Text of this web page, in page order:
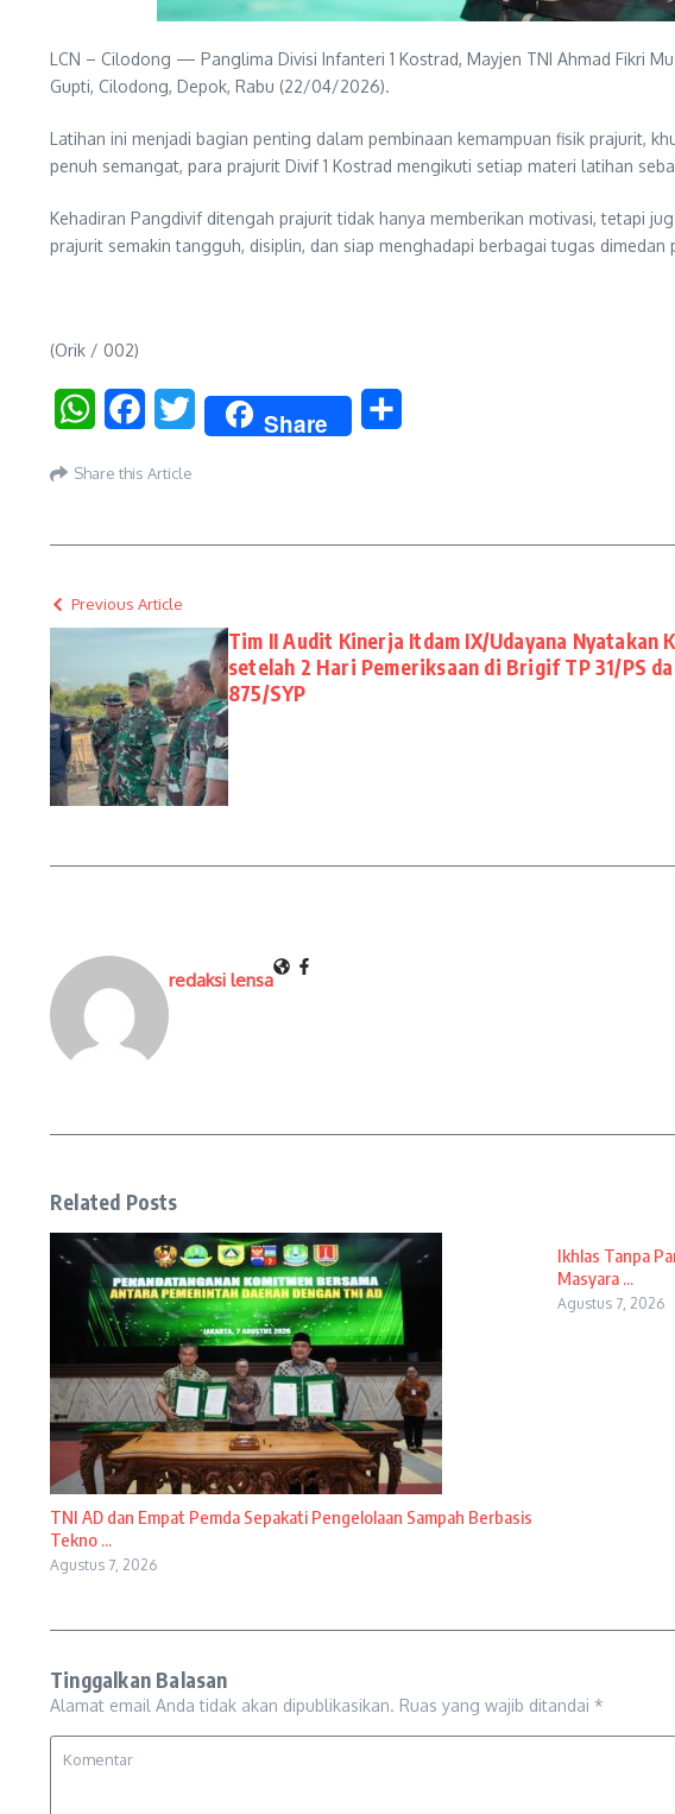
LCN – Cilodong — Panglima Divisi Infanteri 1 Kostrad, Mayjen TNI Ahmad Fikri
Gupti, Cilodong, Depok, Rabu (22/04/2026).
Latihan ini menjadi bagian penting dalam pembinaan kemampuan fisik prajurit,
penuh semangat, para prajurit Divif 1 Kostrad mengikuti setiap materi latihan
Kehadiran Pangdivif ditengah prajurit tidak hanya memberikan motivasi, tetapi
prajurit semakin tangguh, disiplin, dan siap menghadapi berbagai tugas dimedan
(Orik / 002)
WhatsAppFacebookTwitter Share
Share this Article
Previous Article
Tim II Audit Kinerja Itdam IX/Udayana Nyatakan
setelah 2 Hari Pemeriksaan di Brigif TP 31/PS
875/SYP
redaksi lensa
Related Posts
TNI AD dan Empat Pemda Sepakati Pengelolaan Sampah Berbasis
Tekno ...
Agustus 7, 2026
Ikhlas Tanpa
Masyara ...
Agustus 7, 2026
Tinggalkan Balasan
Alamat email Anda tidak akan dipublikasikan. Ruas yang wajib ditandai *